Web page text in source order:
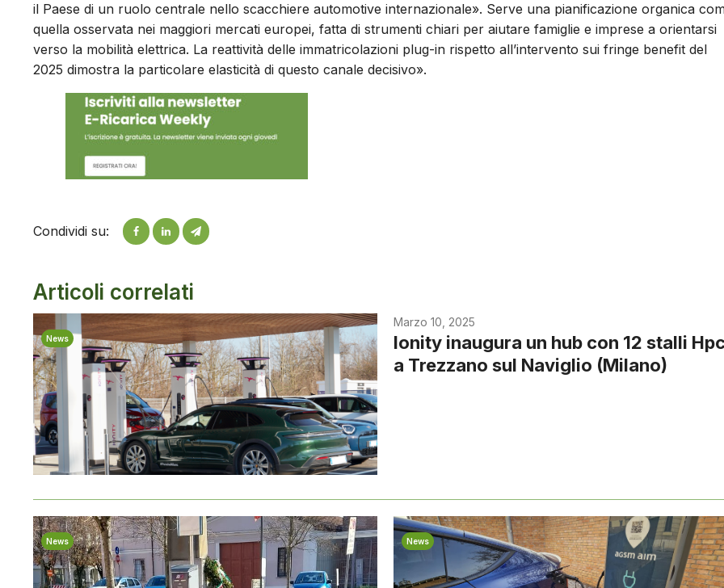
il Paese di un ruolo centrale nello scacchiere automotive internazionale». Serve una pianificazione organica
quella osservata nei maggiori mercati europei, fatta di strumenti chiari per aiutare famiglie e imprese a orientarsi
verso la mobilità elettrica. La reattività delle immatricolazioni plug-in rispetto all’intervento sui fringe benefit del
2025 dimostra la particolare elasticità di questo canale decisivo».
Condividi su:
Articoli correlati
News
Marzo 10, 2025
Ionity inaugura un hub con 12 stalli
a Trezzano sul Naviglio (Milano)
News News